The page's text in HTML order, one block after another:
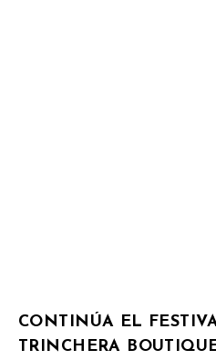
CONTINÚA EL
TRINCHERA